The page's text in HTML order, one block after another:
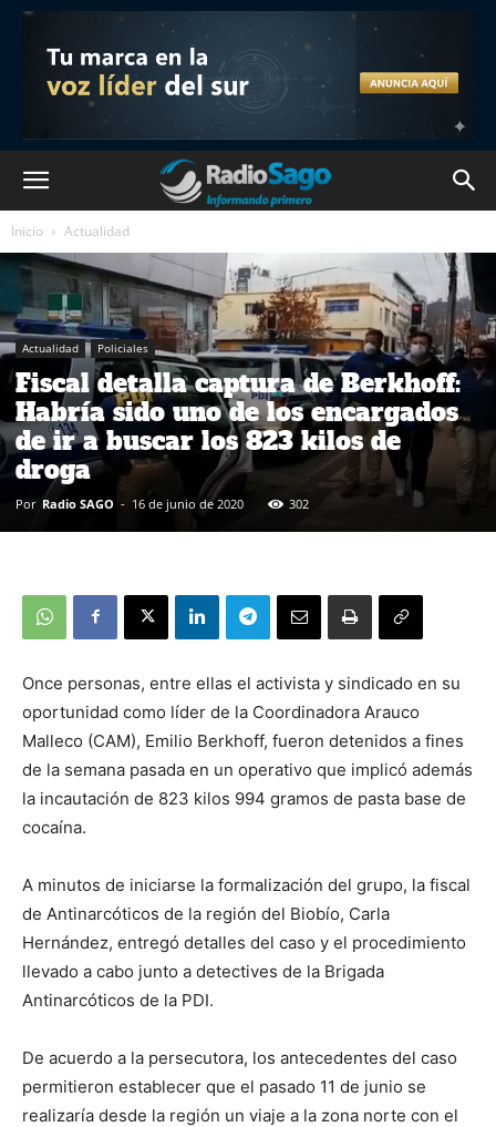
Inicio Actualidad
Actualidad Policiales
Fiscal detalla captura de Berkhoff:
Habría sido uno de los encargados
de ir a buscar los 823 kilos de
droga
Por Radio SAGO - 16 de junio de 2020 302
Once personas, entre ellas el activista y sindicado en su
oportunidad como líder de la Coordinadora Arauco
Malleco (CAM), Emilio Berkhoff, fueron detenidos a fines
de la semana pasada en un operativo que implicó además
la incautación de 823 kilos 994 gramos de pasta base de
cocaína.
A minutos de iniciarse la formalización del grupo, la fiscal
de Antinarcóticos de la región del Biobío, Carla
Hernández, entregó detalles del caso y el procedimiento
llevado a cabo junto a detectives de la Brigada
Antinarcóticos de la PDI.
De acuerdo a la persecutora, los antecedentes del caso
permitieron establecer que el pasado 11 de junio se
realizaría desde la región un viaje a la zona norte con el